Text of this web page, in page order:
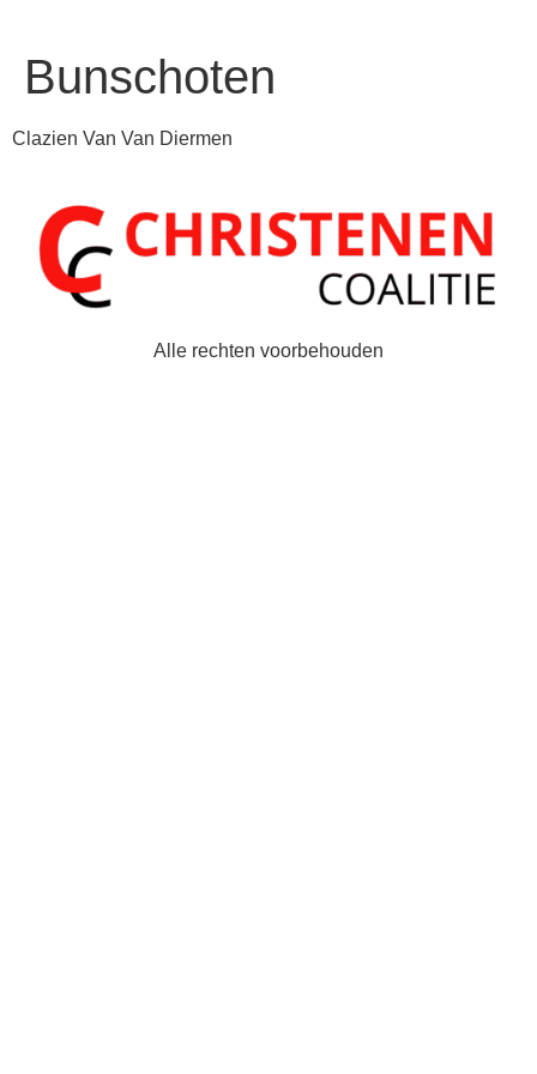
Bunschoten
Clazien Van Van Diermen
Alle rechten voorbehouden